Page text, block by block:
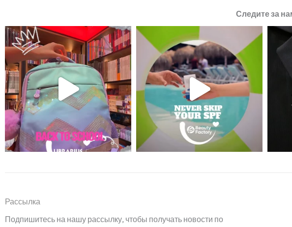
Следите за
Рассылка
Подпишитесь на нашу рассылку, чтобы получать новости по